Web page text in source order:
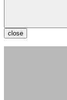
close